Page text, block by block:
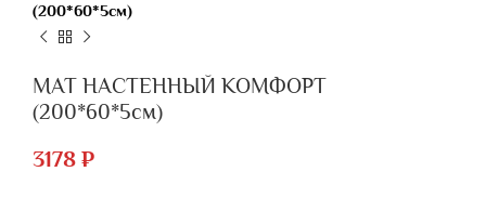
(200*60*5см)
МАТ НАСТЕННЫЙ КОМФОРТ
(200*60*5см)
3178 ₽